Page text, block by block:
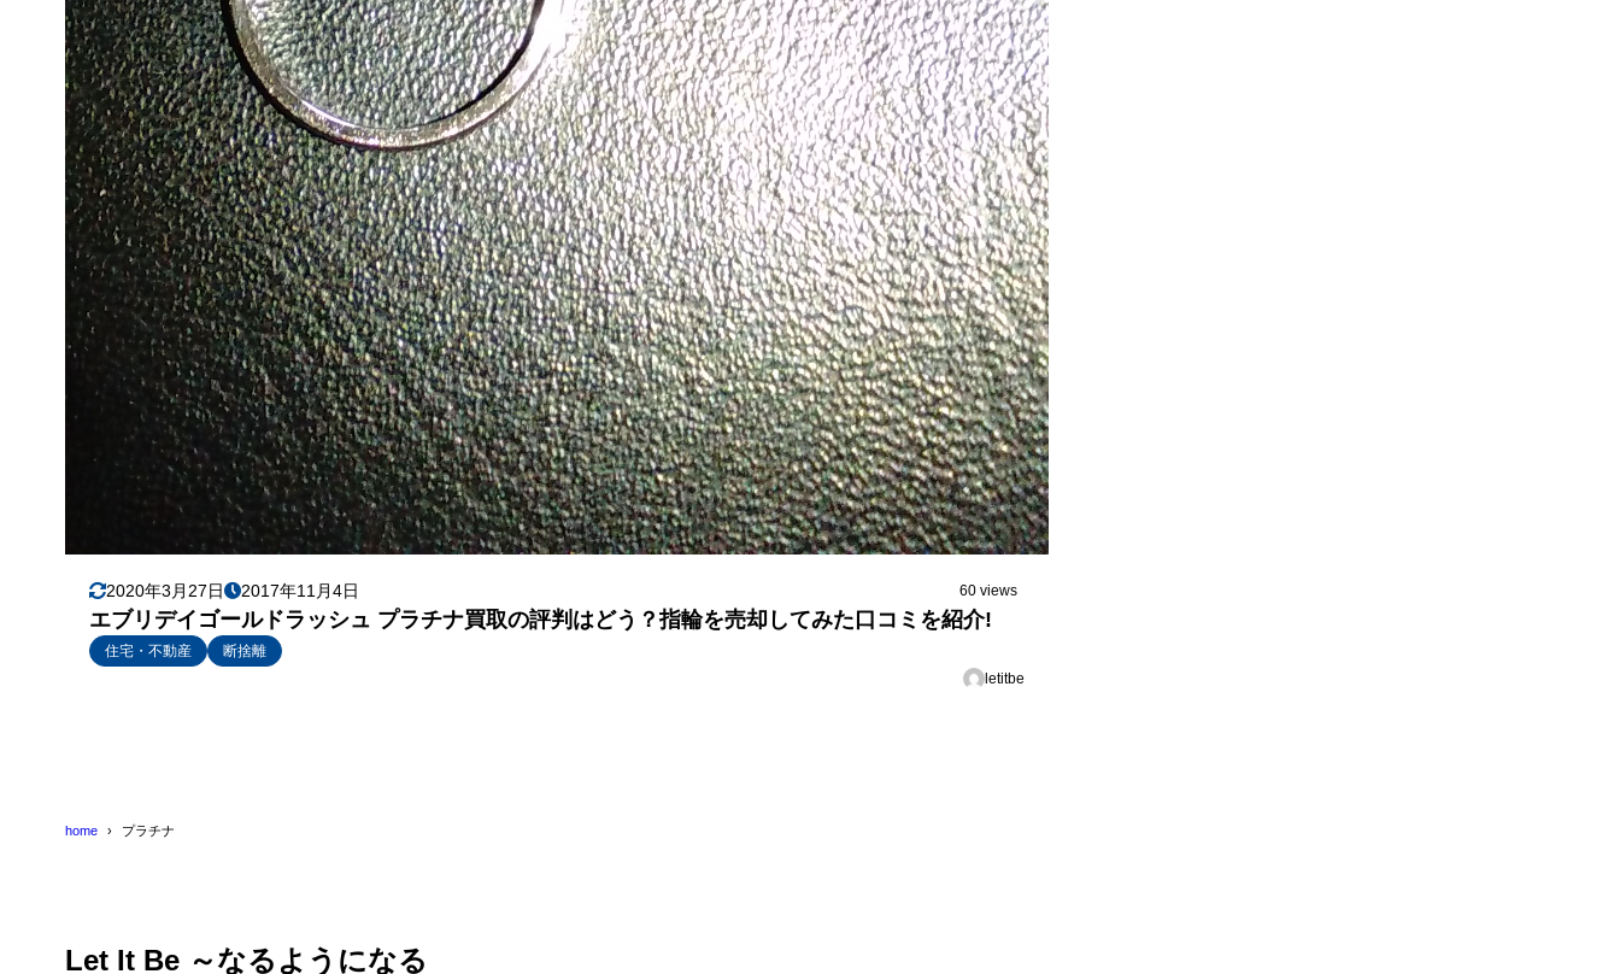
2020年3月27日 2017年11月4日 60 views
エブリデイゴールドラッシュ プラチナ買取の評判はどう？指輪を売却してみた口コミを紹介!
住宅・不動産
断捨離
letitbe
home プラチナ
Let It Be ～なるようになる